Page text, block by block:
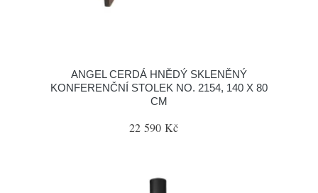
ANGEL CERDÁ HNĚDÝ SKLENĚNÝ
KONFERENČNÍ STOLEK NO. 2154, 140 X 80
CM
22 590 Kč